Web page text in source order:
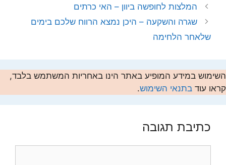
המלצות לחופשה ביוון – האי כרתים
שגרה והשקעה – היכן נמצא הרווח שלכם בימים
שלאחר הלחימה
השימוש במידע המופיע באתר הינו באחריות המשתמש בלבד,
קראו עוד בתנאי השימוש.
כתיבת תגובה